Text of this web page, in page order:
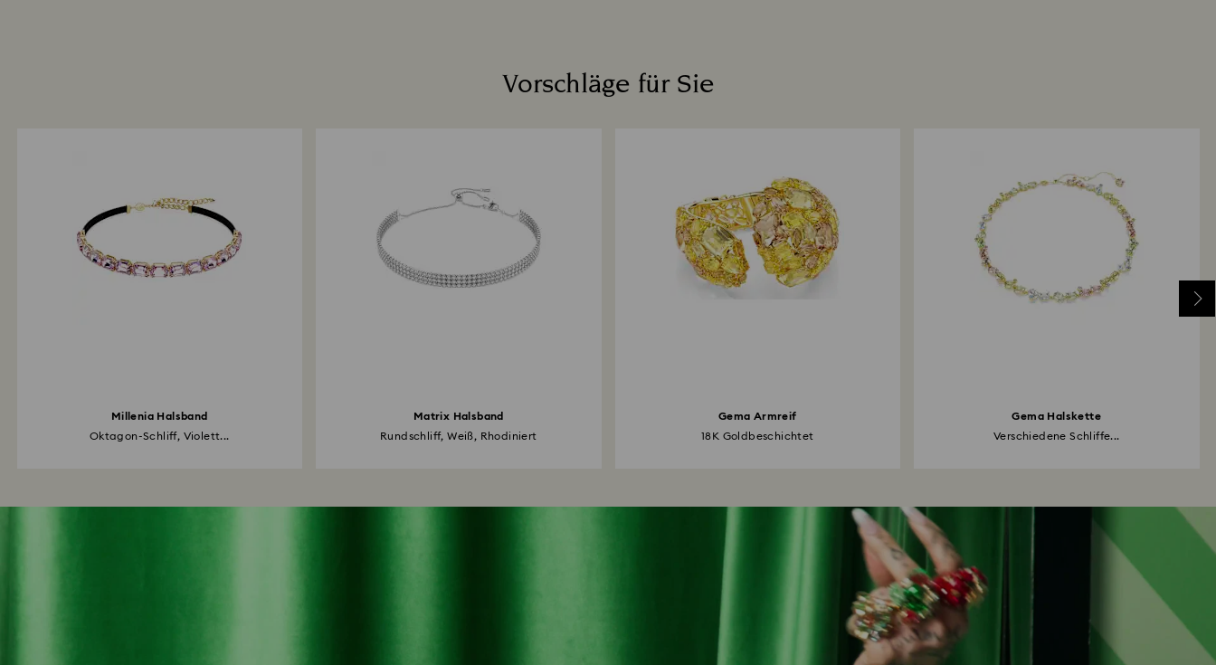
Vorschläge für Sie
Millenia Halsband
Oktagon-Schliff, Violett...
Matrix Halsband
Rundschliff, Weiß, Rhodiniert
Gema Armreif
18K Goldbeschichtet
Gema Halskette
Verschiedene Schliffe...